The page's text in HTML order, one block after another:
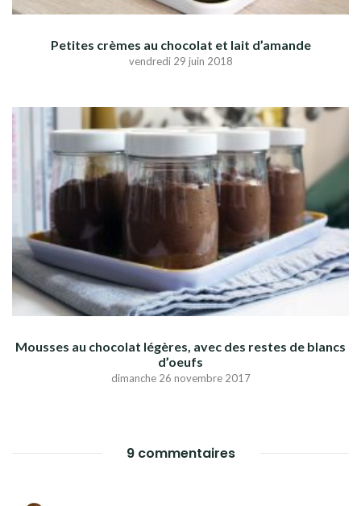
Petites crèmes au chocolat et lait d’amande
vendredi 29 juin 2018
Mousses au chocolat légères, avec des restes de blancs
d’oeufs
dimanche 26 novembre 2017
9 commentaires